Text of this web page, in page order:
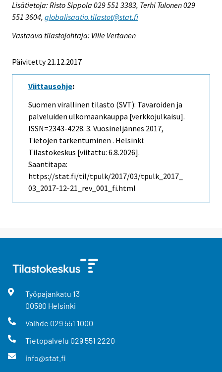
Lisätietoja: Risto Sippola 029 551 3383, Terhi Tulonen 029
551 3604, globalisaatio.tilastot@stat.fi
Vastaava tilastojohtaja: Ville Vertanen
Päivitetty 21.12.2017
Viittausohje:
Suomen virallinen tilasto (SVT): Tavaroiden ja
palveluiden ulkomaankauppa [verkkojulkaisu].
ISSN=2343-4228. 3. Vuosineljännes 2017,
Tietojen tarkentuminen . Helsinki:
Tilastokeskus [viitattu: 6.8.2026].
Saantitapa:
https://stat.fi/til/tpulk/2017/03/tpulk_2017_
03_2017-12-21_rev_001_fi.html
Työpajankatu 13
00580 Helsinki
Vaihde 029 551 1000
Tietopalvelu 029 551 2220
info@stat.fi